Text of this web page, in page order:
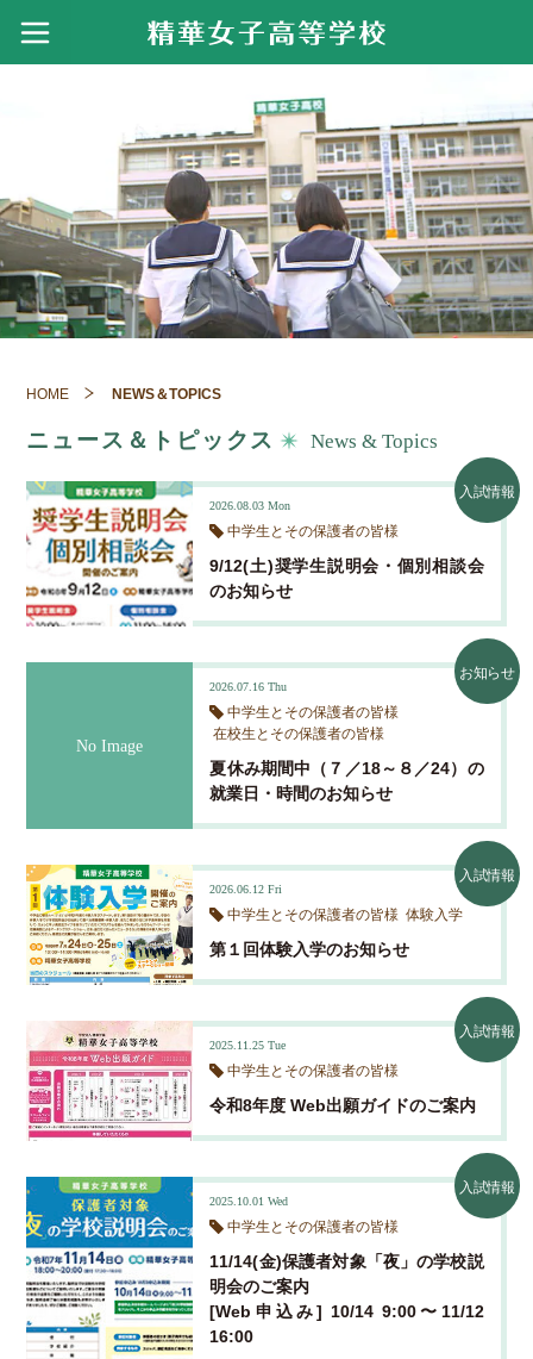
精華学園117年のあゆみ
アクセス
寄付金のお願い
進路実績
精華女子短期大学
製菓衛生師国家試験結果・製菓コース進路実
看護師国家試験結果・看護専攻科進路実績
資格・検定
令和７年度 実績
令和６年度 実績
令和４年度 実績
令和３年度 実績
令和２年度 実績
令和元年度 実績
平成３０年度 実績
平成２７年度 実績
クラブ活動
体育部
吹奏楽部のおもな活躍
スクールライフ
年間行事
施設・設備紹介
看護専攻科校舎
制服紹介
過去問題集
入試特典・奨学生制度
体験入学・学校説明会
NEWS＆TOPICS
お知らせ
クラブ活動
各種証明書発行
中学生とその保護者の皆様
在校生とその保護者の皆様
HOME NEWS＆TOPICS
ニュース＆トピックス News & Topics
2026.08.03 Mon
中学生とその保護者の皆様
9/12(土)奨学生説明会・個別相談会
のお知らせ
入試情報
2026.07.16 Thu
中学生とその保護者の皆様
在校生とその保護者の皆様
夏休み期間中（７／18～８／24）の
就業日・時間のお知らせ
お知らせ
2026.06.12 Fri
中学生とその保護者の皆様 体験入学
第１回体験入学のお知らせ
入試情報
2025.11.25 Tue
中学生とその保護者の皆様
令和8年度 Web出願ガイドのご案内
入試情報
2025.10.01 Wed
中学生とその保護者の皆様
11/14(金)保護者対象「夜」の学校説
明会のご案内
[Web申込み] 10/14 9:00〜11/12
16:00
入試情報